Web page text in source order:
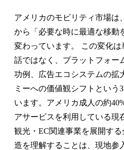
アメリカのモビリティ市場は
から「必要な時に最適な移動
変わっています。
この変化
話ではなく、プラットフォー
功例、広告エコシステムの拡
ミーへの価値観シフトという
います。アメリカ成人の約
アサービスを利用している現
観光・EC関連事業を展開す
造を理解することは、現地参